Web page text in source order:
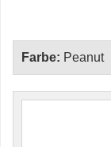
Farbe: Peanut